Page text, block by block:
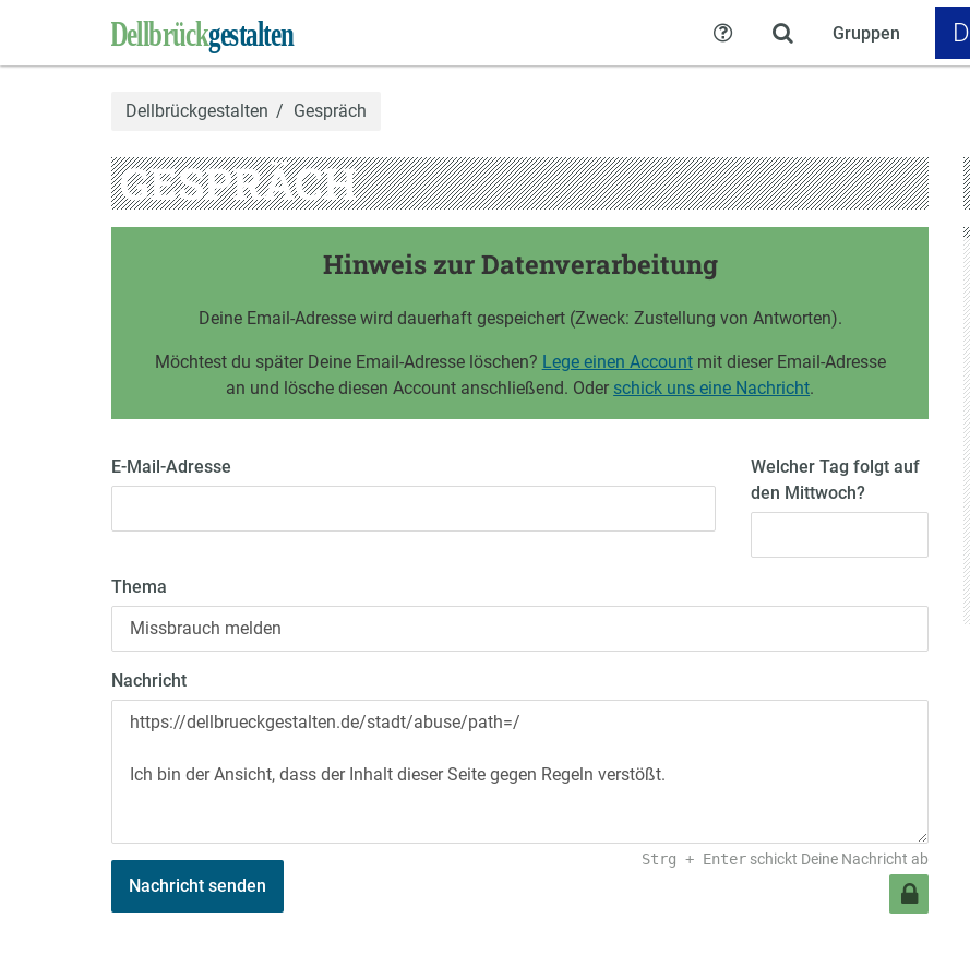
Gruppen D
Hilfe
Dellbrückgestalten Gespräch
GESPRÄCH
Hinweis zur Datenverarbeitung
Deine Email-Adresse wird dauerhaft gespeichert (Zweck: Zustellung von Antworten).
Möchtest du später Deine Email-Adresse löschen? Lege einen Accountmit dieser Email-Adresse
an und lösche diesen Account anschließend. Oder schick uns eine Nachricht.
E-Mail-Adresse
Welcher Tag folgt auf
den Mittwoch?
Thema
Nachricht
Strg + Enter schickt Deine Nachricht ab
Nachricht senden